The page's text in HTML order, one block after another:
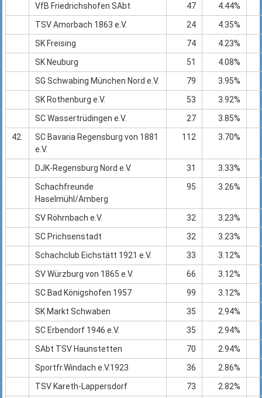
VfB Friedrichshofen SAbt
47
4.44%
TSV Amorbach 1863 e.V.
24
4.35%
SK Freising
74
4.23%
SK Neuburg
51
4.08%
SG Schwabing München Nord e.V.
79
3.95%
SK Rothenburg e.V.
53
3.92%
SC Wassertrüdingen e.V.
27
3.85%
42.
SC Bavaria Regensburg von 1881
e.V.
112 3.70%
DJK-Regensburg Nord e.V. 31
3.33%
Schachfreunde
Haselmühl/Amberg
95 3.26%
SV Röhrnbach e.V. 32
3.23%
SC Prichsenstadt
32
3.23%
Schachclub Eichstätt 1921 e.V.
33
3.12%
SV Würzburg von 1865 e.V.
66
3.12%
SC Bad Königshofen 1957
99
3.12%
SK Markt Schwaben
35
2.94%
SC Erbendorf 1946 e.V.
35
2.94%
SAbt TSV Haunstetten
70
2.94%
Sportfr.Windach e.V.1923
36
2.86%
TSV Kareth-Lappersdorf
73
2.82%